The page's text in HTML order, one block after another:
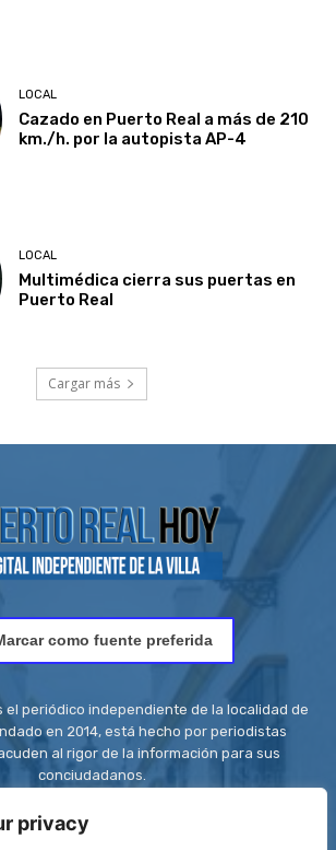
privacy
LOCAL
Cazado en Puerto Real a más de 210
km./h. por la autopista AP-4
LOCAL
Multimédica cierra sus puertas en
Puerto Real
Cargar más
como fuente preferida
el periódico independiente de la localidad de
en 2014, está hecho por periodistas
al rigor de la información para sus
conciudadanos.
redaccion@puertorealhoy.es